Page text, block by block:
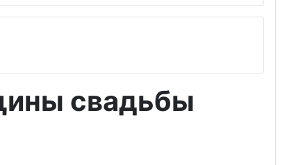
свадьбы